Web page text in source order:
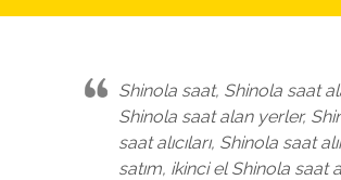
Shinola saat, Shinola saat
Shinola saat alan yerler,
saat alıcıları, Shinola saat
satım, ikinci el Shinola saat